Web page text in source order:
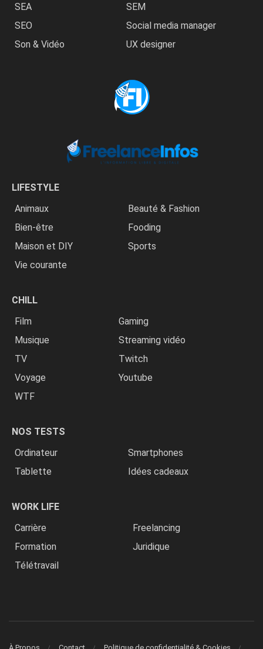
SEA
SEM
SEO
Social media manager
Son & Vidéo
UX designer
LIFESTYLE
Animaux
Beauté & Fashion
Bien-être
Fooding
Maison et DIY
Sports
Vie courante
CHILL
Film
Gaming
Musique
Streaming vidéo
TV
Twitch
Voyage
Youtube
WTF
NOS TESTS
Ordinateur
Smartphones
Tablette
Idées cadeaux
WORK LIFE
Carrière
Freelancing
Formation
Juridique
Télétravail